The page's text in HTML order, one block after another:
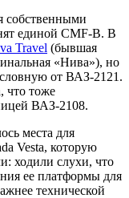
собственными
единой CMF-B. В
Travel (бывшая
«Нива»), но
от ВАЗ-2121.
что тоже
ВАЗ-2108.
места для
Vesta, которую
ходили слухи, что
ее платформы для
технической